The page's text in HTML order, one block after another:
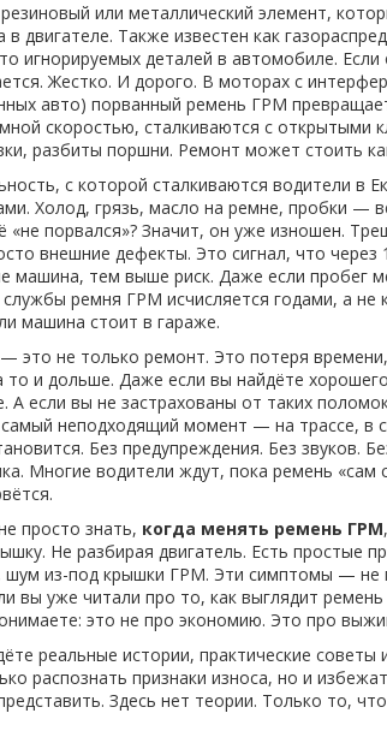
или металлический элемент,
в двигателе. Также известен как
игнорируемых деталей в автомобиле.
Жестко. И дорого. В моторах с
авто) порванный ремень ГРМ
скоростью, сталкиваются с открытыми
разбиты поршни. Ремонт может стоить
с которой сталкиваются водители в
Холод, грязь, масло на ремне, пробки —
порвался»? Значит, он уже изношен.
внешние дефекты. Это сигнал, что
машина, тем выше риск. Даже если пробег
ремня ГРМ исчисляется годами, а не
машина стоит в гараже.
это не только ремонт. Это потеря
и дольше. Даже если вы найдёте
А если вы не застрахованы от таких
неподходящий момент — на трассе, в
Без предупреждения. Без звуков.
Многие водители ждут, пока ремень «сам
просто знать, когда менять ремень ГРМ
Не разбирая двигатель. Есть простые
шум из-под крышки ГРМ. Эти симптомы —
вы уже читали про то, как выглядит
это не про экономию. Это про
реальные истории, практические
распознать признаки износа, но и
Здесь нет теории. Только то,